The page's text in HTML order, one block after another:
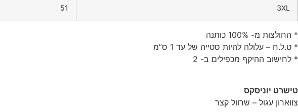
3XL
51
* החולצות מ- 100% כותנה
* ט.ל.ח – עלולה להיות סטייה של עד 1 ס”מ
* לחישוב ההיקף מכפילים ב- 2
טישרט יוניסקס
צווארון עגול – שרוול קצר